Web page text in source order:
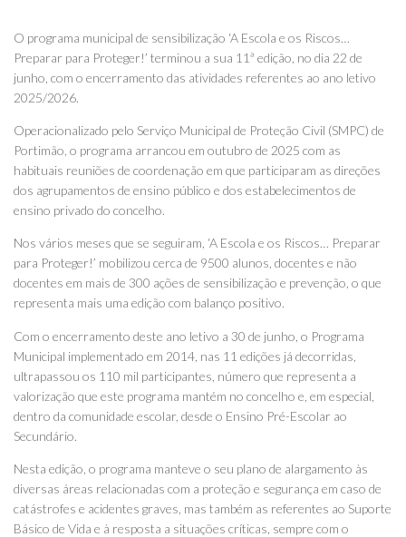
O programa municipal de sensibilização ‘A Escola e os Riscos…
Preparar para Proteger!’ terminou a sua 11ª edição, no dia 22 de
junho, com o encerramento das atividades referentes ao ano letivo
2025/2026.
Operacionalizado pelo Serviço Municipal de Proteção Civil (SMPC) de
Portimão, o programa arrancou em outubro de 2025 com as
habituais reuniões de coordenação em que participaram as direções
dos agrupamentos de ensino público e dos estabelecimentos de
ensino privado do concelho.
Nos vários meses que se seguiram, ‘A Escola e os Riscos… Preparar
para Proteger!’ mobilizou cerca de 9500 alunos, docentes e não
docentes em mais de 300 ações de sensibilização e prevenção, o que
representa mais uma edição com balanço positivo.
Com o encerramento deste ano letivo a 30 de junho, o Programa
Municipal implementado em 2014, nas 11 edições já decorridas,
ultrapassou os 110 mil participantes, número que representa a
valorização que este programa mantém no concelho e, em especial,
dentro da comunidade escolar, desde o Ensino Pré-Escolar ao
Secundário.
Nesta edição, o programa manteve o seu plano de alargamento às
diversas áreas relacionadas com a proteção e segurança em caso de
catástrofes e acidentes graves, mas também as referentes ao Suporte
Básico de Vida e à resposta a situações críticas, sempre com o